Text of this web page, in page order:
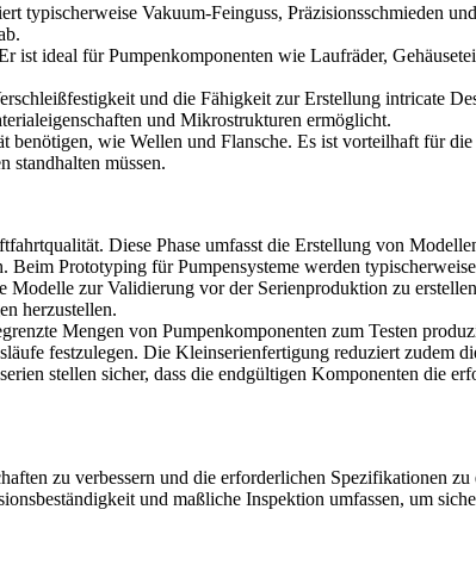
typischerweise Vakuum-Feinguss, Präzisionsschmieden
ideal für Pumpenkomponenten wie Laufräder,
und die Fähigkeit zur Erstellung intricate
und Mikrostrukturen ermöglicht.
benötigen, wie Wellen und Flansche. Es ist vorteilhaft für
standhalten müssen.
Diese Phase umfasst die Erstellung von
Prototyping für Pumpensysteme werden
Modelle zur Validierung vor der Serienproduktion zu
herzustellen.
Mengen von Pumpenkomponenten zum Testen
festzulegen. Die Kleinserienfertigung reduziert zudem
stellen sicher, dass die endgültigen Komponenten die
zu verbessern und die erforderlichen Spezifikationen
und maßliche Inspektion umfassen, um